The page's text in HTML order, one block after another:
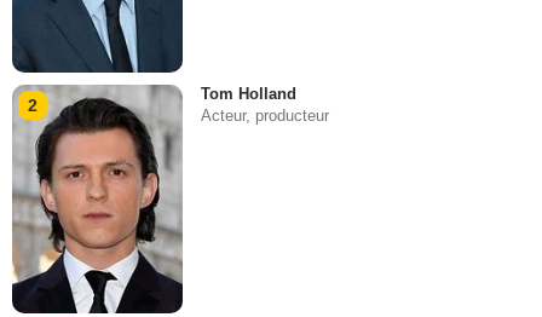
2
Tom Holland
Acteur, producteur